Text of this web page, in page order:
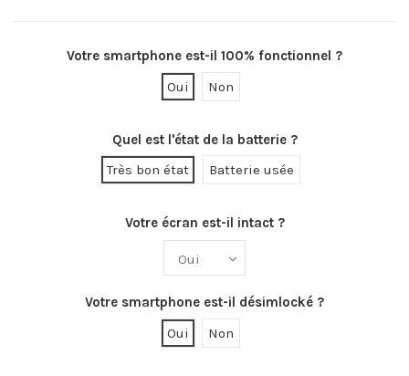
Votre smartphone est-il 100% fonctionnel ?
Oui
Non
Quel est l'état de la batterie ?
Très bon état
Batterie usée
Votre écran est-il intact ?
Votre smartphone est-il désimlocké ?
Oui
Non